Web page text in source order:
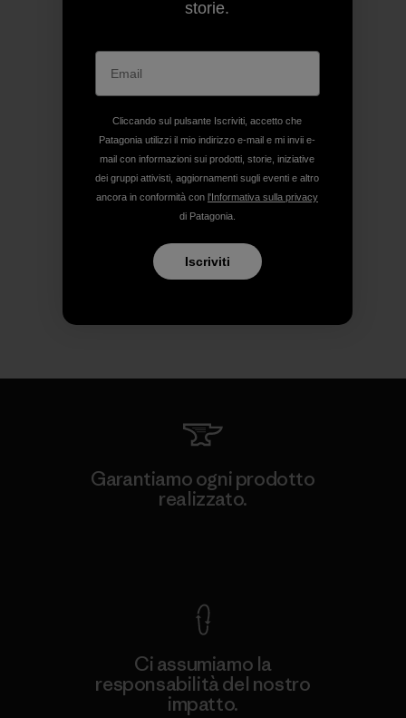
Garantiamo ogni prodotto
realizzato.
Ci assumiamo la
responsabilità del nostro
impatto.
storie.
Cliccando sul pulsante Iscriviti, accetto che
Patagonia utilizzi il mio indirizzo e-mail e mi invii e-
mail con informazioni sui prodotti, storie, iniziative
dei gruppi attivisti, aggiornamenti sugli eventi e altro
ancora in conformità con l'Informativa sulla privacy
di Patagonia.
Iscriviti